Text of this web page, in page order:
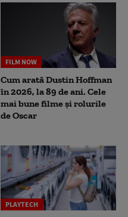
FILM NOW
Cum arată Dustin Hoffman
în 2026, la 89 de ani. Cele
mai bune filme și rolurile
de Oscar
PLAYTECH